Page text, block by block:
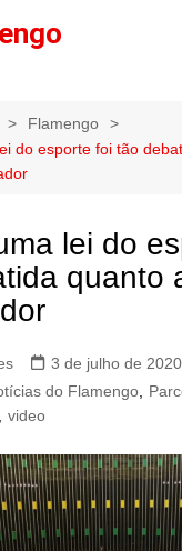
Flamengo
do esporte foi tão
lei do
quanto
3 de julho de 2020
do Flamengo,
video